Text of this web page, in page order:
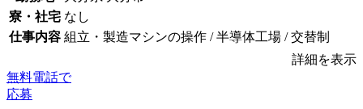
寮・社宅 なし
仕事内容 組立・製造マシンの操作 / 半導体工場 / 交替制
詳細を表示
無料電話で
応募